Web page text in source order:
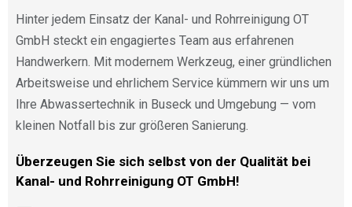
Hinter jedem Einsatz der Kanal- und Rohrreinigung OT
GmbH steckt ein engagiertes Team aus erfahrenen
Handwerkern. Mit modernem Werkzeug, einer gründlichen
Arbeitsweise und ehrlichem Service kümmern wir uns um
Ihre Abwassertechnik in Buseck und Umgebung — vom
kleinen Notfall bis zur größeren Sanierung.
Überzeugen Sie sich selbst von der Qualität bei
Kanal- und Rohrreinigung OT GmbH!